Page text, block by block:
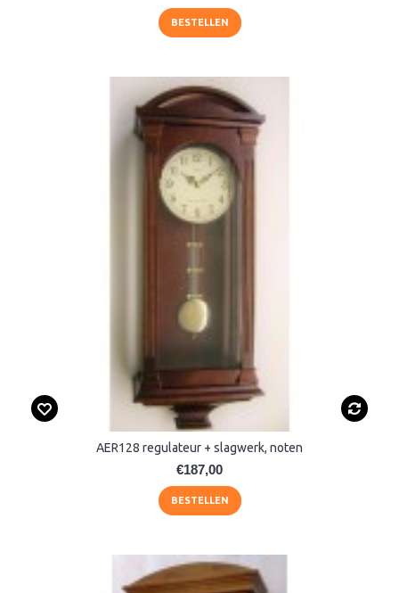
BESTELLEN
AER128 regulateur + slagwerk, noten
€187,00
BESTELLEN